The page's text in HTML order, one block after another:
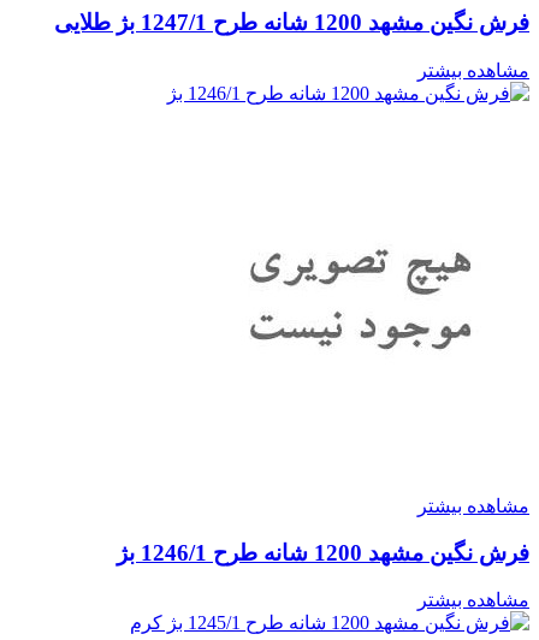
فرش نگین مشهد 1200 شانه طرح 1247/1 بژ طلایی
مشاهده بیشتر
مشاهده بیشتر
فرش نگین مشهد 1200 شانه طرح 1246/1 بژ
مشاهده بیشتر